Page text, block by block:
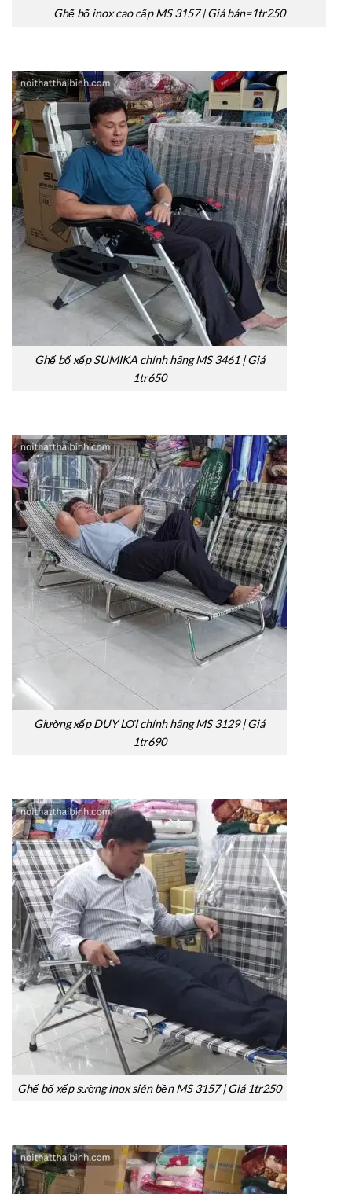
Ghế bố inox cao cấp MS 3157 | Giá bán=1tr250
Ghế bố xếp SUMIKA chính hãng MS 3461 | Giá
1tr650
Giường xếp DUY LỢI chính hãng MS 3129 | Giá
1tr690
Ghế bố xếp sường inox siên bền MS 3157 | Giá 1tr250